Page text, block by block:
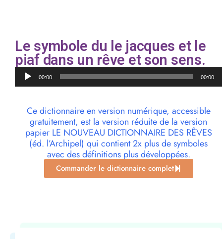
Le symbole du le jacques et le
piaf dans un rêve et son sens.
Lecteur
audio00:00 00:00
Ce dictionnaire en version numérique, accessible
gratuitement, est la version réduite de la version
papier LE NOUVEAU DICTIONNAIRE DES RÊVES
(éd. l’Archipel) qui contient 2x plus de symboles
avec des définitions plus développées.
Commander le dictionnaire complet